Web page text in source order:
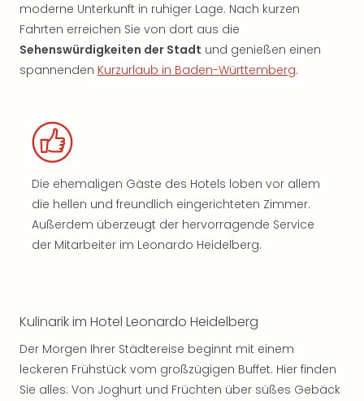
moderne Unterkunft in ruhiger Lage. Nach kurzen
Fahrten erreichen Sie von dort aus die
Sehenswürdigkeiten der Stadt und genießen einen
spannenden Kurzurlaub in Baden-Württemberg.
Die ehemaligen Gäste des Hotels loben vor allem
die hellen und freundlich eingerichteten Zimmer.
Außerdem überzeugt der hervorragende Service
der Mitarbeiter im Leonardo Heidelberg.
Kulinarik im Hotel Leonardo Heidelberg
Der Morgen Ihrer Städtereise beginnt mit einem
leckeren Frühstück vom großzügigen Buffet. Hier finden
Sie alles: Von Joghurt und Früchten über süßes Gebäck